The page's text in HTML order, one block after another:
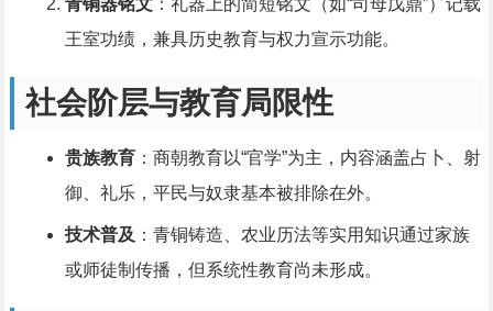
青铜器铭文：礼器上的简短铭文（如“司母戊鼎”）记载
王室功绩，兼具历史教育与权力宣示功能。
社会阶层与教育局限性
贵族教育：商朝教育以“官学”为主，内容涵盖占卜、射
御、礼乐，平民与奴隶基本被排除在外。
技术普及 ：青铜铸造、农业历法等实用知识通过家族
或师徒制传播，但系统性教育尚未形成。